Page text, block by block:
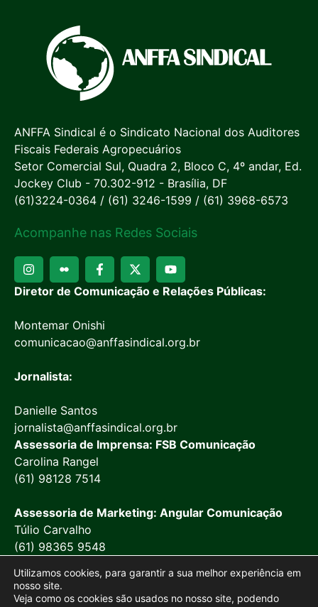
ANFFA Sindical é o Sindicato Nacional dos Auditores
Fiscais Federais Agropecuários
Setor Comercial Sul, Quadra 2, Bloco C, 4º andar, Ed.
Jockey Club - 70.302-912 - Brasília, DF
(61)3224-0364 / (61) 3246-1599 / (61) 3968-6573
Acompanhe nas Redes Sociais
Diretor de Comunicação e Relações Públicas:
Montemar Onishi
comunicacao@anffasindical.org.br
Jornalista:
Danielle Santos
jornalista@anffasindical.org.br
Assessoria de Imprensa: FSB Comunicação
Carolina Rangel
(61) 98128 7514
Assessoria de Marketing: Angular Comunicação
Túlio Carvalho
(61) 98365 9548
Utilizamos cookies, para garantir a sua melhor experiência em
nosso site.
Veja como os cookies são usados no nosso site, podendo